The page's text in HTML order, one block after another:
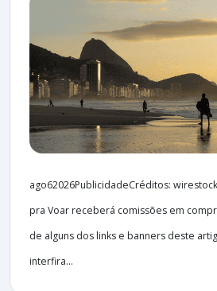
ago62026PublicidadeCréditos:
pra Voar receberá comissões em
de alguns dos links e banners deste
interfira...